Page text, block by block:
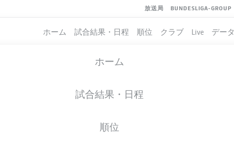
放送局 BUNDESLIGA-GROUP
ホーム 試合結果・日程 順位 クラブ Live データ
ホーム
試合結果・日程
順位